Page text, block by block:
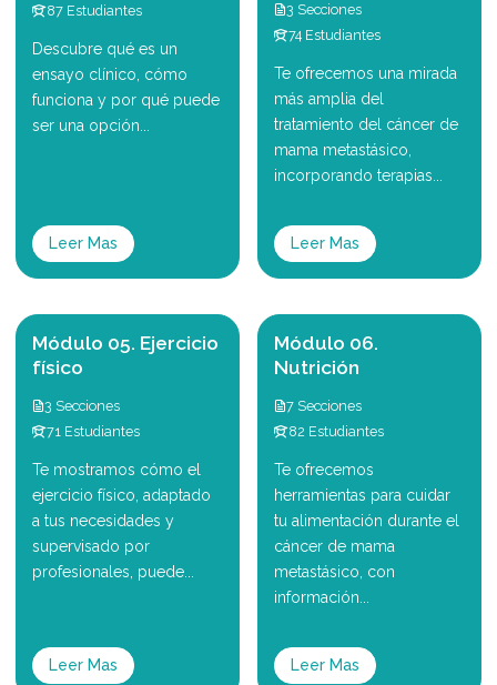
87 Estudiantes
Descubre qué es un
ensayo clínico, cómo
funciona y por qué puede
ser una opción...
Leer Mas
3 Secciones
74 Estudiantes
Te ofrecemos una mirada
más amplia del
tratamiento del cáncer de
mama metastásico,
incorporando terapias...
Leer Mas
Módulo 05. Ejercicio
físico
3 Secciones
71 Estudiantes
Te mostramos cómo el
ejercicio físico, adaptado
a tus necesidades y
supervisado por
profesionales, puede...
Leer Mas
Módulo 06.
Nutrición
7 Secciones
82 Estudiantes
Te ofrecemos
herramientas para cuidar
tu alimentación durante el
cáncer de mama
metastásico, con
información...
Leer Mas